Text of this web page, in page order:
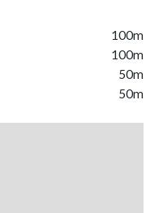
100m
100m
50m
50m